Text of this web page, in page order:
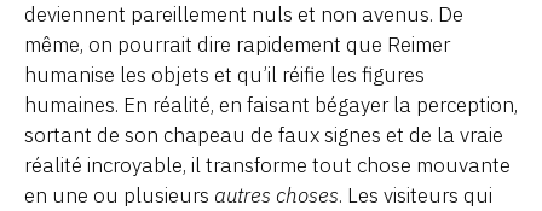
deviennent pareillement nuls et non avenus. De
même, on pourrait dire rapidement que Reimer
humanise les objets et qu’il réifie les figures
humaines. En réalité, en faisant bégayer la perception,
sortant de son chapeau de faux signes et de la vraie
réalité incroyable, il transforme tout chose mouvante
en une ou plusieurs autres choses. Les visiteurs qui